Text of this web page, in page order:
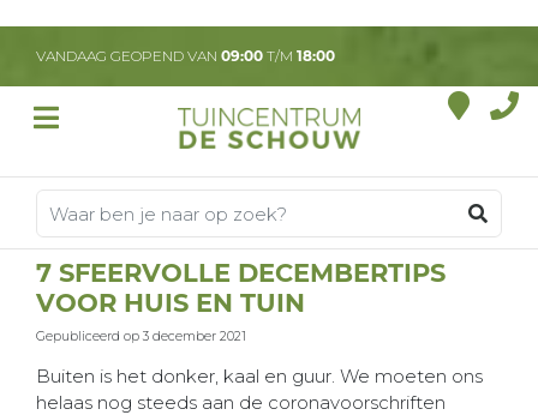
a
t
VANDAAG GEOPEND VAN 09:00 T/M 18:00
7 SFEERVOLLE DECEMBERTIPS
VOOR HUIS EN TUIN
Gepubliceerd op 3 december 2021
Buiten is het donker, kaal en guur. We moeten ons
helaas nog steeds aan de coronavoorschriften